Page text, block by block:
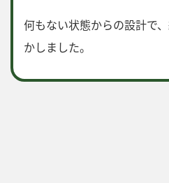
何もない状態からの設計で
かしました。